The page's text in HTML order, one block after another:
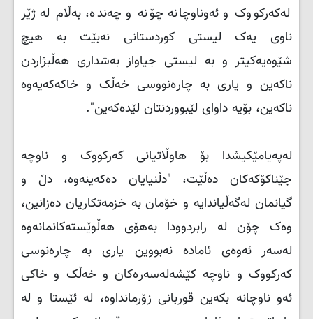
لەكەركووک و ئەوناوچانە چۆنە و چەندە، بەڵام لە ژێر
ناوی یەک لیستی كوردستانی نەبێت بە هیچ
شێوەیەكیتر و بە لیستی جیاواز بەشداری هەڵبژاردن
ناكەین و یاری بە چارەنووسی خەڵک و خاكەكەیەوە
ناكەین، بۆیە داوای لێبووردنتان لێدەكەین".
لەپەیامێكیشدا بۆ هاوڵاتیانی كەركووک و ناوچە
جێناكۆكەكان دەڵێت، "دڵنیایان دەكەینەوە، دڵ و
گیانمان لەگەڵیاندایە و خۆمان بە خزمەتكاریان دەزانین،
وەک چۆن لە رابردوودا بەهۆی هەڵوێستەكانمانەوە
لەسەر ئەوەی ئامادە نەبووین یاری بە چارەنوسی
كەركووک و ناوچە كێشەلەسەرەكان و خەڵک و خاكی
ئەو ناوچانە بكەین قوربانی زۆرمانداوە، لە ئێستا و لە